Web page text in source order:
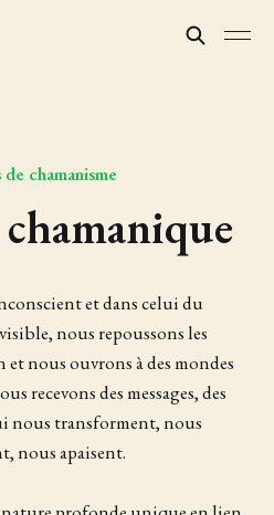
chamanisme
chamanique
et dans celui du
nous repoussons les
nous ouvrons à des mondes
recevons des messages, des
nous transforment, nous
nous apaisent.